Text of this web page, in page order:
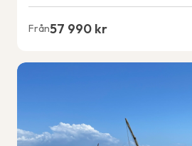
Från57 990 kr